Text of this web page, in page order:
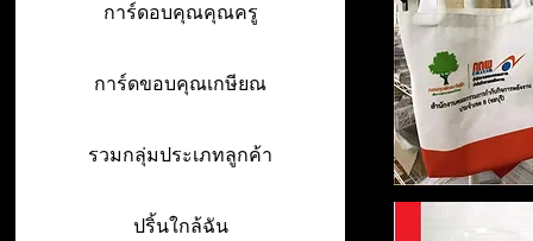
การ์ดอบคุณคุณครู
การ์ดขอบคุณเกษียณ
รวมกลุ่มประเภทลูกค้า
ปริ้นใกล้ฉัน